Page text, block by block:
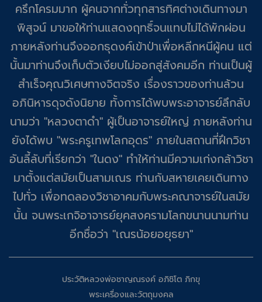
ครึกโครมมาก ผู้คนจากทั่วทุกสารทิศต่างเดินทางมา
พิสูจน์ มาขอให้ท่านแสดงฤทธิ์จนแทบไม่ได้พักผ่อน
ภายหลังท่านจึงออกธุดงค์เข้าป่าเพื่อหลีกหนีผู้คน แต่
นั้นมาท่านจึงเก็บตัวเงียบไม่ออกสู่สังคมอีก ท่านเป็นผู้
สำเร็จคุณวิเศษทางจิตจริง เรื่องราวของท่านล้วน
อภินิหารดุจดังนิยาย ทั้งการได้พบพระอาจารย์ลึกลับ
นามว่า "หลวงตาดำ" ผู้เป็นอาจารย์ใหญ่ ภายหลังท่าน
ยังได้พบ "พระครูเทพโลกอุดร" ภายในสถานที่ฝึกวิชา
อันลี้ลับที่เรียกว่า "ในดง" ทำให้ท่านมีความเก่งกล้าวิชา
มาตั้งแต่สมัยเป็นสามเณร ท่านกับสหายเคยเดินทาง
ไปทั่ว เพื่อทดลองวิชาอาคมกับพระคณาจารย์ในสมัย
นั้น จนพระเกจิอาจารย์ยุคสงครามโลกขนานนามท่าน
อีกชื่อว่า "เณรน้อยอยุธยา"
ประวัติหลวงพ่อชาญณรงค์ อภิชิโต ภิกขุ
พระเครื่องและวัตถุมงคล